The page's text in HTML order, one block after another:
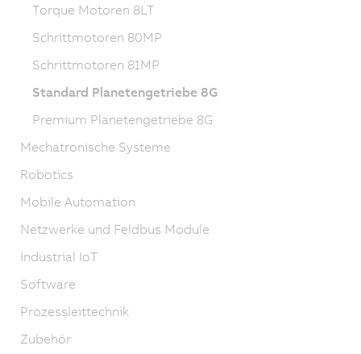
Torque Motoren 8LT
Schrittmotoren 80MP
Schrittmotoren 81MP
Standard Planetengetriebe 8G
Premium Planetengetriebe 8G
Mechatronische Systeme
Robotics
Mobile Automation
Netzwerke und Feldbus Module
Industrial IoT
Software
Prozessleittechnik
Zubehör